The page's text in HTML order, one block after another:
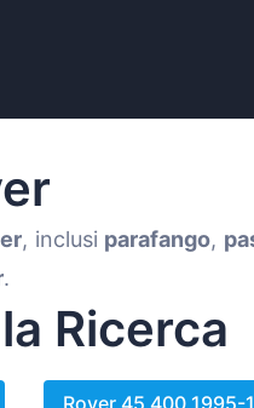
, inclusi parafango,
.
Ricerca